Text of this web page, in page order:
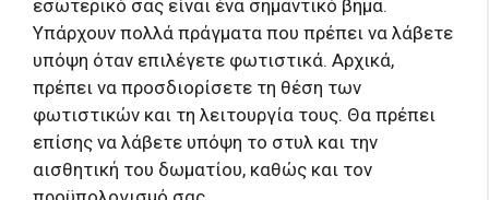
εσωτερικό σας είναι ένα σημαντικό βήμα.
Υπάρχουν πολλά πράγματα που πρέπει να λάβετε
υπόψη όταν επιλέγετε φωτιστικά. Αρχικά,
πρέπει να προσδιορίσετε τη θέση των
φωτιστικών και τη λειτουργία τους. Θα πρέπει
επίσης να λάβετε υπόψη το στυλ και την
αισθητική του δωματίου, καθώς και τον